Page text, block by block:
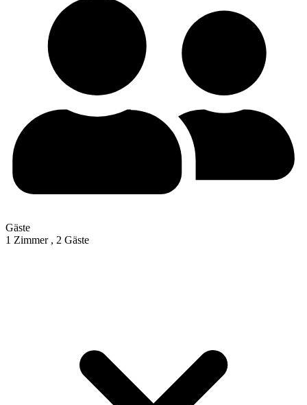
Gäste
1 Zimmer , 2 Gäste